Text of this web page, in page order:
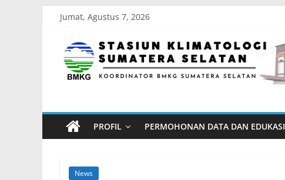
content
Jumat, Agustus 7, 2026
Stasiun
Klimatologi
Sumatera
Selatan
Koordinator
PROFIL PERMOHONAN DATA DAN EDUKASI
News